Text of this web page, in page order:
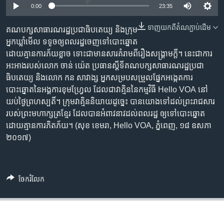
រំលង​
និង​
ចូល​
ទៅ​
កាន់​
ទំព័រ​
ស្វែង​
រក
ភាសា
0:00 23:35
ទាញ​យក​ពី​តំណភ្ជាប់​ដើម
គណបក្ស​សាធារណរដ្ឋ​ប្រជាធិបតេយ្យ និង​ក្រុម​
អ្នក​ឃ្លាំមើល​ ទទូច​ឲ្យ​ពលរដ្ឋ​ចេញ​ទៅ​បោះឆ្នោត​
ដោយ​គ្មាន​ការ​ភ័យខ្លាច ទោះ​ជា​មាន​សារ​គំរាម​ពី​រឿង​សង្គ្រាម​ក្តី។ នេះ​ជា​ការ​
អះអាង​របស់​លោក ចាន់ យ៉េត ប្រធាន​ស្តីទី​គណបក្ស​សាធារណរដ្ឋ​ប្រជា
ធិបតេយ្យ និង​លោក កន សាវាង្ស អ្នក​សម្រប​សម្រួល​ផ្នែក​អង្កេត​ការ​
បោះឆ្នោត​នៃ​អង្គការ​ខុមហ្រ្វែល ដែល​ជា​វាគ្មិន​នៃ​កម្មវិធី Hello VOA នៅ​
យប់​ថ្ងៃ​ព្រហស្បតិ៍។ ក្រុម​វាគ្មិន​និយាយ​ដូច្នេះ បាន​យោង​ទៅ​ដល់​ព្រះរាជសារ​
របស់​ព្រះមហាក្សត្រ​ខ្មែរ ដែល​បាន​អំពាវនាវ​ដល់​ពលរដ្ឋ ឲ្យ​ទៅ​បោះឆ្នោត​
ដោយ​គ្មាន​ការ​ភិតភ័យ។ (សុខ ខេមរា, Hello VOA, ភ្នំពេញ, ១៨ ឧសភា
២០១៧)
ចែករំលែក